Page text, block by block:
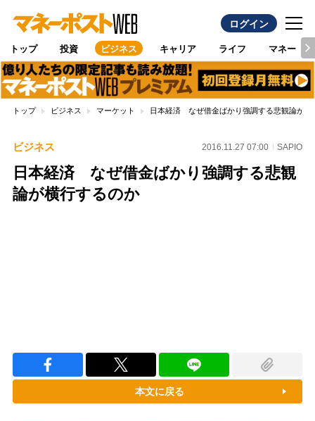
ログイン
トップ 投資 ビジネス キャリア ライフ マネー
トップ ビジネス マーケット 日本経済 なぜ借金ばかり強調する悲観論が横
ビジネス 2016.11.27 07:00 SAPIO
日本経済 なぜ借金ばかり強調する悲観
論が横行するのか
本文に戻る